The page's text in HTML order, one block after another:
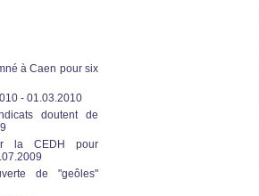
à Caen pour six
- 01.03.2010
doutent de
la CEDH pour
de "geôles"